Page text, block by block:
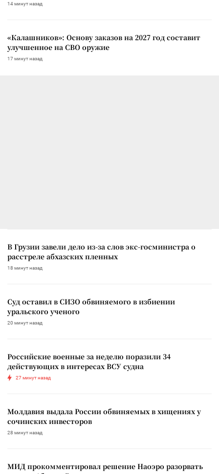
14 минут назад
«Калашников»: Основу заказов на 2027 год составит
улучшенное на СВО оружие
17 минут назад
В Грузии завели дело из-за слов экс-госминистра о
расстреле абхазских пленных
18 минут назад
Суд оставил в СИЗО обвиняемого в избиении
уральского ученого
20 минут назад
Российские военные за неделю поразили 34
действующих в интересах ВСУ судна
27 минут назад
Молдавия выдала России обвиняемых в хищениях у
сочинских инвесторов
28 минут назад
МИД прокомментировал решение Наоэро разорвать